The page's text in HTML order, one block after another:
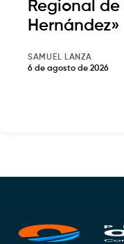
Regional
Hernández»
SAMUEL LANZA
6 de agosto de 2026